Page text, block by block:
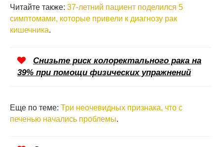
Читайте также: 37-летний пациент поделился 5
симптомами, которые привели к диагнозу рак
кишечника.
Снизьте риск колоректального рака на
39% при помощи физических упражнений
Еще по теме: Три неочевидных признака, что с
печенью начались проблемы.